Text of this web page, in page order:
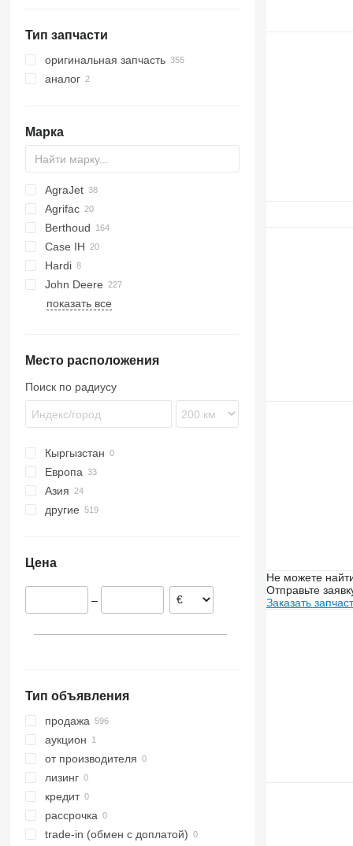
навесные фронтальные
погрузчики
оборудование для
лесозаготовительной техники
лесные краны-манипуляторы
другое оборудование
Тип запчасти
оригинальная запчасть
аналог
Марка
AgraJet
Agrifac
Berthoud
Case IH
Patriot
RoGator
Spra Coupe
Hardi
Commander
John Deere
410
4720
4830
4930
5430i
Laser
показать все
Место расположения
Поиск по радиусу
Кыргызстан
Европа
Дания
Польша
Нидерланды
Великобритания
Азия
Узбекистан
другие
Цена
–
Тип объявления
продажа
аукцион
от производителя
лизинг
кредит
рассрочка
trade-in (обмен с доплатой)
Не можете
Отправьте
Заказать